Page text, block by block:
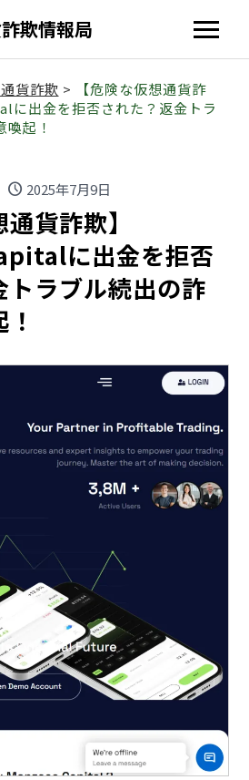
欺情報局
貨詐欺 >
【危険な仮想通貨詐
出金を拒否された？返金トラ
起！
schedule 2025年7月9日
貨詐欺】
に出金を拒否
トラブル続出の詐